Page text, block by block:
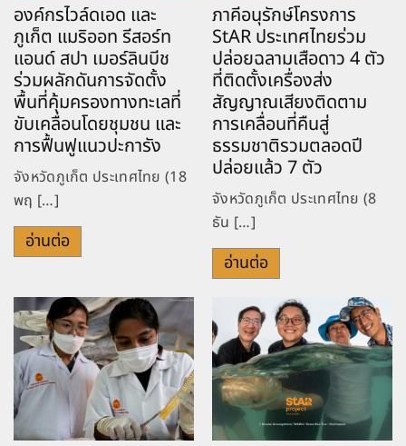
องค์กรไวล์ดเอด และ
ภูเก็ต แมริออท รีสอร์ท
แอนด์ สปา เมอร์ลินบีช
ร่วมผลักดันการจัดตั้ง
พื้นที่คุ้มครองทางทะเลที่
ขับเคลื่อนโดยชุมชน และ
การฟื้นฟูแนวปะการัง
จังหวัดภูเก็ต ประเทศไทย (18
พฤ […]
อ่านต่อ
ภาคีอนุรักษ์โครงการ
StAR ประเทศไทยร่วม
ปล่อยฉลามเสือดาว 4 ตัว
ที่ติดตั้งเครื่องส่ง
สัญญาณเสียงติดตาม
การเคลื่อนที่คืนสู่
ธรรมชาติรวมตลอดปี
ปล่อยแล้ว 7 ตัว
จังหวัดภูเก็ต ประเทศไทย (8
ธัน […]
อ่านต่อ